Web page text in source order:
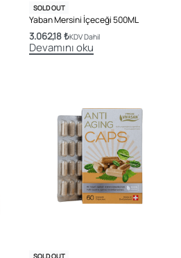
SOLD OUT
Yaban Mersini İçeceği 500ML
3.062,18₺KDV Dahil
Devamını oku